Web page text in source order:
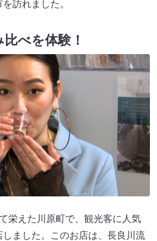
訪れました。
べを体験！
栄えた川原町で、観光客に人気
ました。このお店は、長良川流